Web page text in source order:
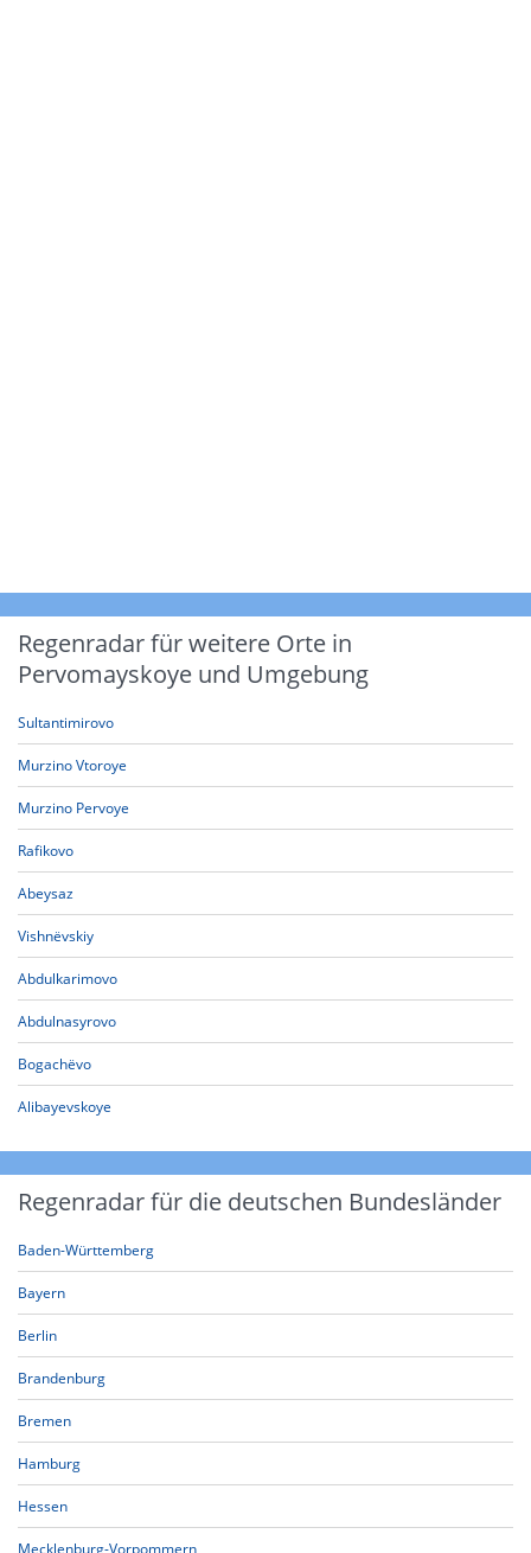
Regenradar für weitere Orte in
Pervomayskoye und Umgebung
Sultantimirovo
Murzino Vtoroye
Murzino Pervoye
Rafikovo
Abeysaz
Vishnëvskiy
Abdulkarimovo
Abdulnasyrovo
Bogachëvo
Alibayevskoye
Regenradar für die deutschen Bundesländer
Baden-Württemberg
Bayern
Berlin
Brandenburg
Bremen
Hamburg
Hessen
Mecklenburg-Vorpommern